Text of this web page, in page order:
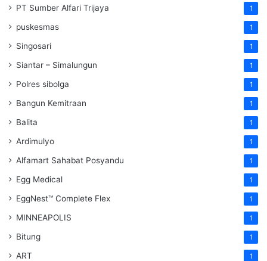
PT Sumber Alfari Trijaya 1
puskesmas 1
Singosari 1
Siantar – Simalungun 1
Polres sibolga 1
Bangun Kemitraan 1
Balita 1
Ardimulyo 1
Alfamart Sahabat Posyandu 1
Egg Medical 1
EggNest™ Complete Flex 1
MINNEAPOLIS 1
Bitung 1
ART 1